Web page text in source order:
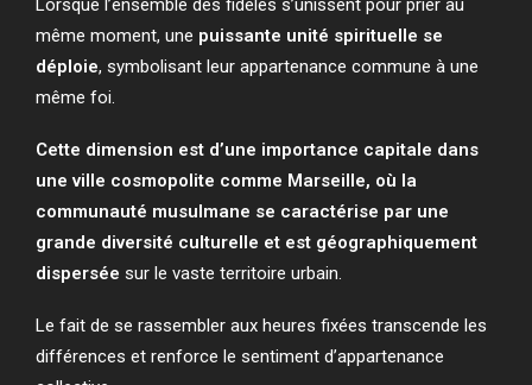
Lorsque l’ensemble des fidèles s’unissent pour prier au
même moment, une puissante unité spirituelle se
déploie, symbolisant leur appartenance commune à une
même foi.
Cette dimension est d’une importance capitale dans
une ville cosmopolite comme Marseille, où la
communauté musulmane se caractérise par une
grande diversité culturelle et est géographiquement
dispersée sur le vaste territoire urbain.
Le fait de se rassembler aux heures fixées transcende les
différences et renforce le sentiment d’appartenance